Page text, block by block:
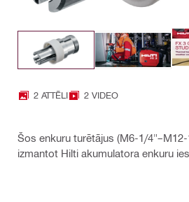
2 ATTĒLI 2 VIDEO
Šos enkuru turētājus (M6-1/
izmantot Hilti akumulatora enkuru